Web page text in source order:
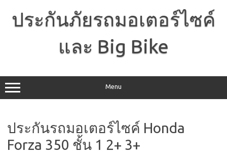
contentประกันภัยรถมอเตอร์ไซค์
และ Big Bike
Menu
ประกันรถมอเตอร์ไซค์ Honda
Forza 350 ชั้น 1 2+ 3+